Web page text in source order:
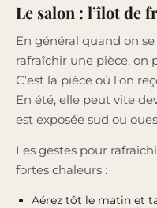
Le salon : l’îlot de
En général quand on
rafraîchir une pièce, on
C’est la pièce où l’on
En été, elle peut vite
est exposée sud ou
Les gestes pour
fortes chaleurs :
Aérez tôt le matin et